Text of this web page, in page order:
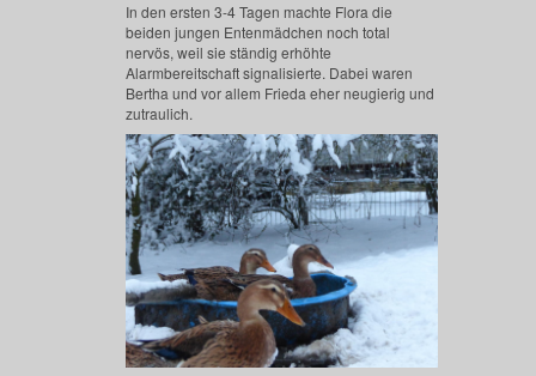
In den ersten 3-4 Tagen machte Flora die
beiden jungen Entenmädchen noch total
nervös, weil sie ständig erhöhte
Alarmbereitschaft signalisierte. Dabei waren
Bertha und vor allem Frieda eher neugierig und
zutraulich.